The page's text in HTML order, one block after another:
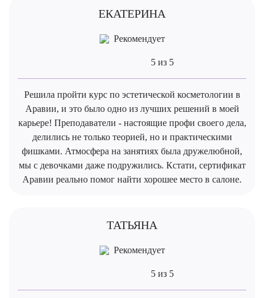
ЕКАТЕРИНА
Рекомендует
5 из 5
Решила пройти курс по эстетической косметологии в
Аравии, и это было одно из лучших решений в моей
карьере! Преподаватели - настоящие профи своего дела,
делились не только теорией, но и практическими
фишками. Атмосфера на занятиях была дружелюбной,
мы с девочками даже подружились. Кстати, сертификат
Аравии реально помог найти хорошее место в салоне.
ТАТЬЯНА
Рекомендует
5 из 5